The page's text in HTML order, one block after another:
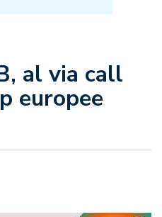
al via call
europee